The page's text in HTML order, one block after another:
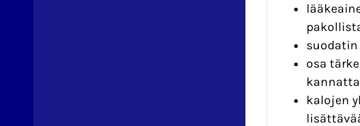
osa
kalojen